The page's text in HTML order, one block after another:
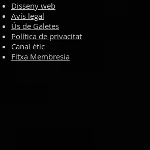
Disseny web
Avís legal
Ús de Galetes
Política de privacitat
Canal ètic
Fitxa Membresia